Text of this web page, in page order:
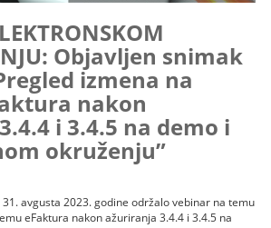
Objavljen snimak
izmena na
nakon
i 3.4.5 na demo i
okruženju”
avgusta 2023. godine održalo vebinar na temu
eFaktura nakon ažuriranja 3.4.4 i 3.4.5 na